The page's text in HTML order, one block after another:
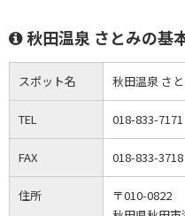
秋田温泉 さとみの基
スポット名 秋田温泉 さ
TEL 018-833-7171
FAX 018-833-3718
住所
〒010-0822